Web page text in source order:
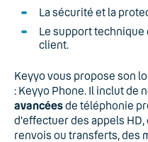
La sécurité et la
Le support
client.
Keyyo vous propose son
: Keyyo Phone. Il inclut de
avancéesde téléphonie
d'effectuer des appels
renvois ou transferts, des